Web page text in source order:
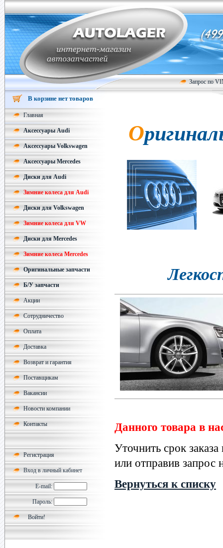
Запрос по
В корзине нет товаров
Главная
Аксессуары Audi
Аксессуары Volkswagen
Аксессуары Mercedes
Диски для Audi
Зимние колеса для Audi
Диски для Volkswagen
Зимние колеса для VW
Диски для Mercedes
Зимние колеса Mercedes
Оригинальные запчасти
Б/У запчасти
Акции
Сотрудничество
Оплата
Доставка
Возврат и гарантия
Поставщикам
Вакансии
Новости компании
Контакты
Регистрация
Вход в личный кабинет
E-mail:
Пароль:
Данного товара в
Уточнить срок
или отправив запрос
Вернуться к списку